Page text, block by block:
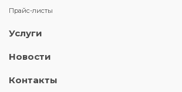
Прайс-листы
Услуги
Новости
Контакты